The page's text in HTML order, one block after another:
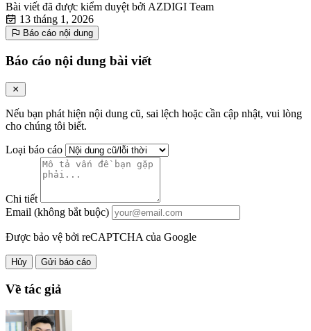
Bài viết đã được kiểm duyệt bởi AZDIGI Team
13 tháng 1, 2026
Báo cáo nội dung
Báo cáo nội dung bài viết
Nếu bạn phát hiện nội dung cũ, sai lệch hoặc cần cập nhật, vui lòng
cho chúng tôi biết.
Loại báo cáo
Chi tiết
Email (không bắt buộc)
Được bảo vệ bởi reCAPTCHA của Google
Hủy Gửi báo cáo
Về tác giả